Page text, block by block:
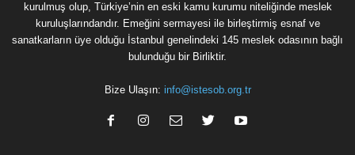
kurulmuş olup, Türkiye’nin en eski kamu kurumu niteliğinde meslek
kuruluşlarındandır. Emeğini sermayesi ile birleştirmiş esnaf ve
sanatkarların üye olduğu İstanbul genelindeki 145 meslek odasının bağlı
bulunduğu bir Birliktir.
Bize Ulaşın: info@istesob.org.tr